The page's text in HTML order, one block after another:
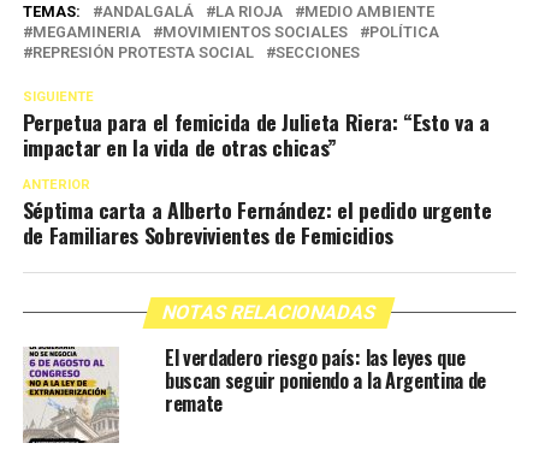
TEMAS: ANDALGALÁ LA RIOJA
MEDIO AMBIENTE
MEGAMINERIA
MOVIMIENTOS SOCIALES
POLÍTICA
REPRESIÓN PROTESTA SOCIAL
SECCIONES
SIGUIENTE
Perpetua para el femicida de Julieta Riera: “Esto va a
impactar en la vida de otras chicas”
ANTERIOR
Séptima carta a Alberto Fernández: el pedido urgente
de Familiares Sobrevivientes de Femicidios
NOTAS RELACIONADAS
El verdadero riesgo país: las leyes que
buscan seguir poniendo a la Argentina de
remate